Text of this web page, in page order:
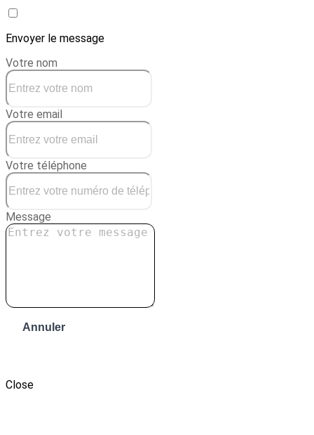
Envoyer le message
Votre nom
Votre email
Votre téléphone
Message
Annuler
Close